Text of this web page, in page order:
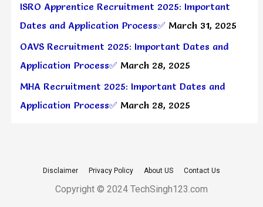
ISRO Apprentice Recruitment 2025: Important
Dates and Application Process✅ March 31, 2025
OAVS Recruitment 2025: Important Dates and
Application Process✅ March 28, 2025
MHA Recruitment 2025: Important Dates and
Application Process✅ March 28, 2025
Disclaimer Privacy Policy About US Contact Us
Copyright © 2024 TechSingh123.com